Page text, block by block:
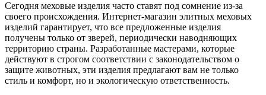
Сегодня меховые изделия часто ставят под сомнение из-за
своего происхождения. Интернет-магазин элитных меховых
изделий гарантирует, что все предложенные изделия
получены только от зверей, периодически наводняющих
территорию страны. Разработанные мастерами, которые
действуют в строгом соответствии с законодательством о
защите животных, эти изделия предлагают вам не только
стиль и комфорт, но и экологическую ответственность.